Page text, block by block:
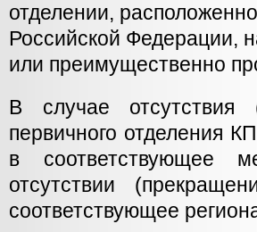
отделении,
Российской Федерации,
или преимущественно
В случае отсутствия
первичного отделения
в соответствующее
отсутствии
соответствующее